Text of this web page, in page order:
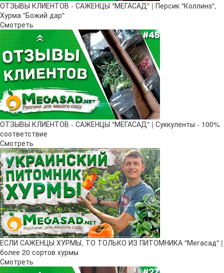
ОТЗЫВЫ КЛИЕНТОВ - САЖЕНЦЫ "МЕГАСАД" | Персик "Коллинз",
Хурма "Божий дар"
Смотреть
ОТЗЫВЫ КЛИЕНТОВ - САЖЕНЦЫ "МЕГАСАД" | Суккуленты - 100%
соответствие
Смотреть
ЕСЛИ САЖЕНЦЫ ХУРМЫ, ТО ТОЛЬКО ИЗ ПИТОМНИКА "Мегасад" |
более 20 сортов хурмы
Смотреть